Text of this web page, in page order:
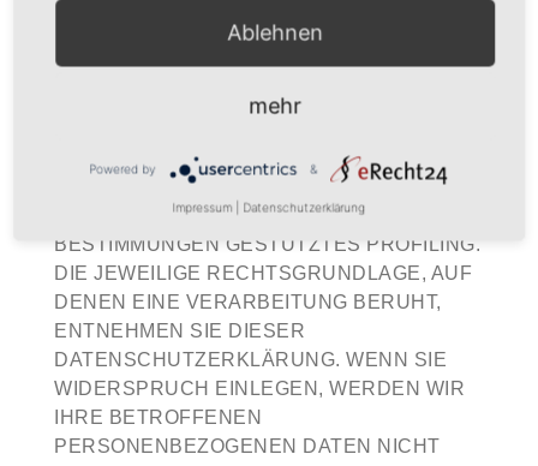
JEDERZEIT DAS RECHT, AUS GRÜNDEN,
DIE SICH AUS IHRER BESONDEREN
SITUATION ERGEBEN, GEGEN DIE
PERSONENBEZOGENEN DATEN
WIDERSPRUCH EINZULEGEN; DIES GILT
AUCH FÜR EIN AUF DIESE
BESTIMMUNGEN GESTÜTZTES PROFILING.
DIE JEWEILIGE RECHTSGRUNDLAGE, AUF
DENEN EINE VERARBEITUNG BERUHT,
ENTNEHMEN SIE DIESER
DATENSCHUTZERKLÄRUNG. WENN SIE
WIDERSPRUCH EINLEGEN, WERDEN WIR
IHRE BETROFFENEN
PERSONENBEZOGENEN DATEN NICHT
Ablehnen
mehr
Powered by &
Impressum Datenschutzerklärung